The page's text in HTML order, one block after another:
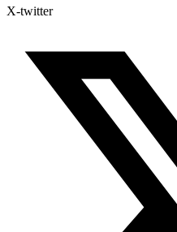
X-twitter